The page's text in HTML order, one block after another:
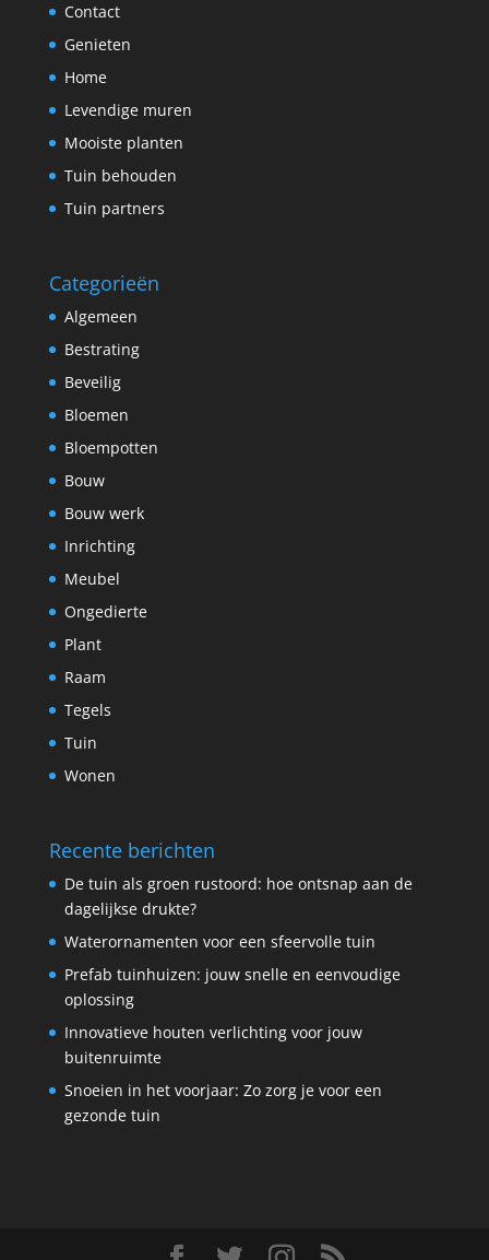
Contact
Genieten
Home
Levendige muren
Mooiste planten
Tuin behouden
Tuin partners
Categorieën
Algemeen
Bestrating
Beveilig
Bloemen
Bloempotten
Bouw
Bouw werk
Inrichting
Meubel
Ongedierte
Plant
Raam
Tegels
Tuin
Wonen
Recente berichten
De tuin als groen rustoord: hoe ontsnap aan de
dagelijkse drukte?
Waterornamenten voor een sfeervolle tuin
Prefab tuinhuizen: jouw snelle en eenvoudige
oplossing
Innovatieve houten verlichting voor jouw
buitenruimte
Snoeien in het voorjaar: Zo zorg je voor een
gezonde tuin